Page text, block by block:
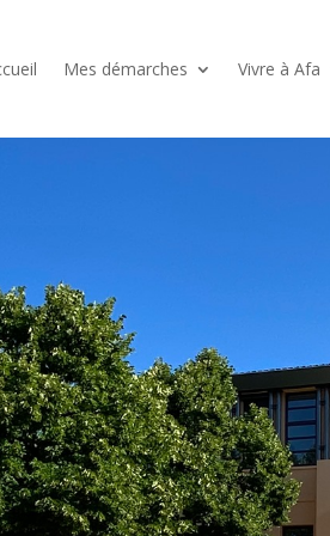
Mes démarches Vivre à Afa